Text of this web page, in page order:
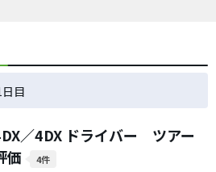
目
／4DX ドライバー ツアー
価
4件